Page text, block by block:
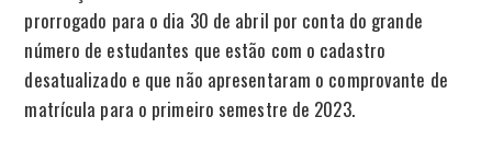
prorrogado para o dia 30 de abril por conta do grande
número de estudantes que estão com o cadastro
desatualizado e que não apresentaram o comprovante de
matrícula para o primeiro semestre de 2023.